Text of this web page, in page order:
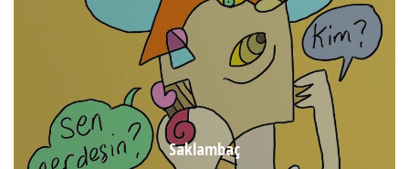
Saklambaç